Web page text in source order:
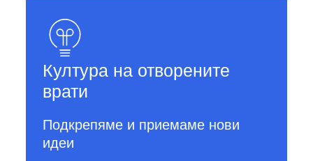
Култура на отворените
врати
Подкрепяме и приемаме нови
идеи